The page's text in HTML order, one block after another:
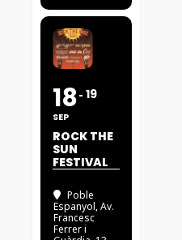
18
SEP
19
ROCK THE
SUN
FESTIVAL
Poble
Espanyol, Av.
Francesc
Ferrer i